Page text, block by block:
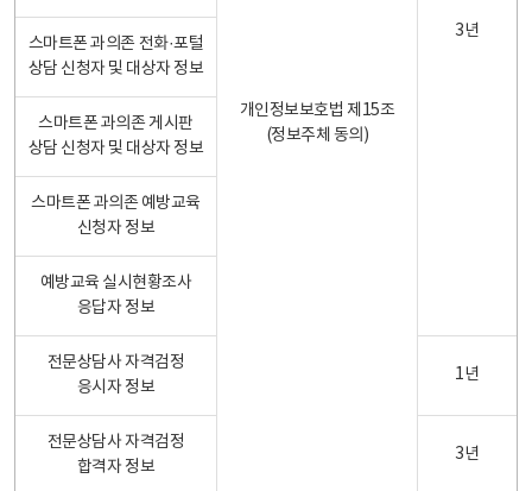
개인정보보호법 제15조
(정보주체 동의)
3년
스마트폰 과의존 전화·포털
상담 신청자 및 대상자 정보
스마트폰 과의존 게시판
상담 신청자 및 대상자 정보
스마트폰 과의존 예방교육
신청자 정보
예방교육 실시현황조사
응답자 정보
전문상담사 자격검정
응시자 정보
1년
전문상담사 자격검정
합격자 정보
3년